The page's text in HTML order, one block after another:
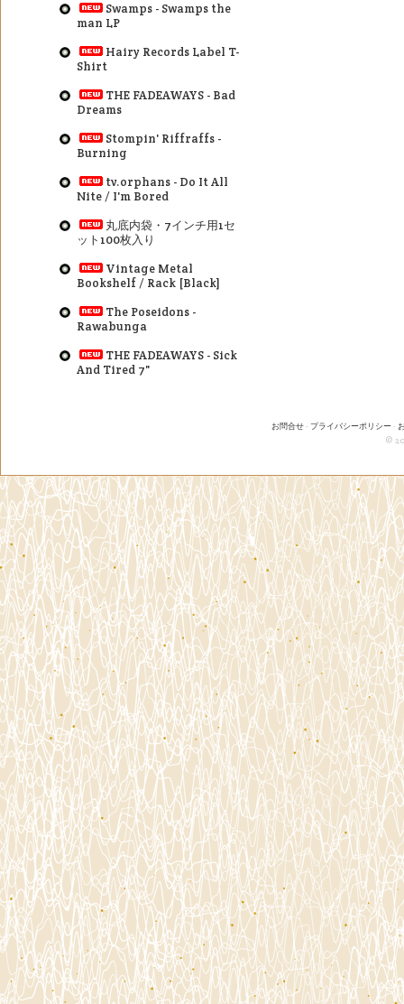
Swamps - Swamps the
man LP
Hairy Records Label T-
Shirt
THE FADEAWAYS - Bad
Dreams
Stompin' Riffraffs -
Burning
tv.orphans - Do It All
Nite / I'm Bored
丸底内袋・7インチ用1セ
ット100枚入り
Vintage Metal
Bookshelf / Rack [Black]
The Poseidons -
Rawabunga
THE FADEAWAYS - Sick
And Tired 7"
お問合せ- プライバシーポリシー-
©